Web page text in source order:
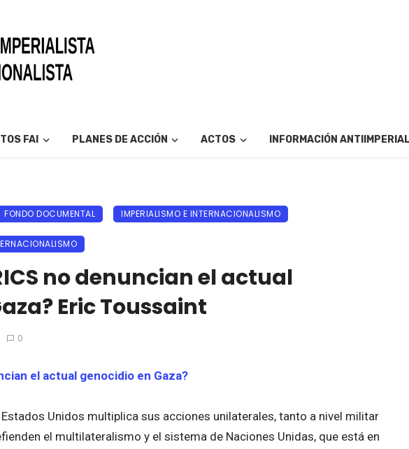
FAI PLANES DE ACCIÓN ACTOS INFORMACIÓN
FONDO DOCUMENTAL IMPERIALISMO E INTERNACIONALISMO
no denuncian el actual
Eric Toussaint
0
el actual genocidio en Gaza?
Unidos multiplica sus acciones unilaterales, tanto a nivel militar
el multilateralismo y el sistema de Naciones Unidas, que está en